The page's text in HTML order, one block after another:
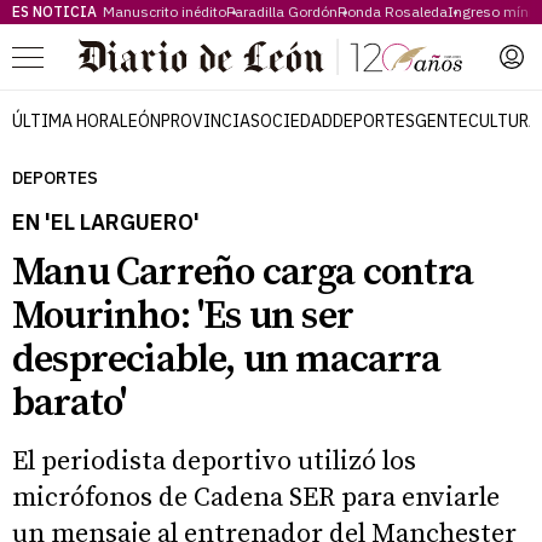
ES NOTICIA Manuscrito inéditoParadilla GordónRonda RosaledaIngreso
Menú
ÚLTIMA HORALEÓNPROVINCIASOCIEDADDEPORTESGENTECULTURA
DEPORTES
EN 'EL LARGUERO'
Manu Carreño carga contra
Mourinho: 'Es un ser
despreciable, un macarra
barato'
El periodista deportivo utilizó los
micrófonos de Cadena SER para enviarle
un mensaje al entrenador del Manchester